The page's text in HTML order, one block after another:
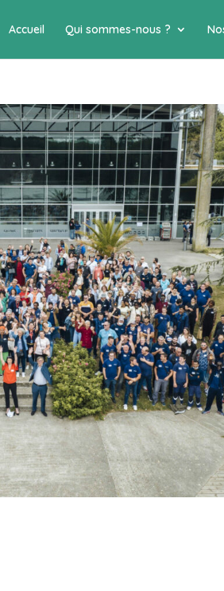
Accueil Qui sommes-nous ?